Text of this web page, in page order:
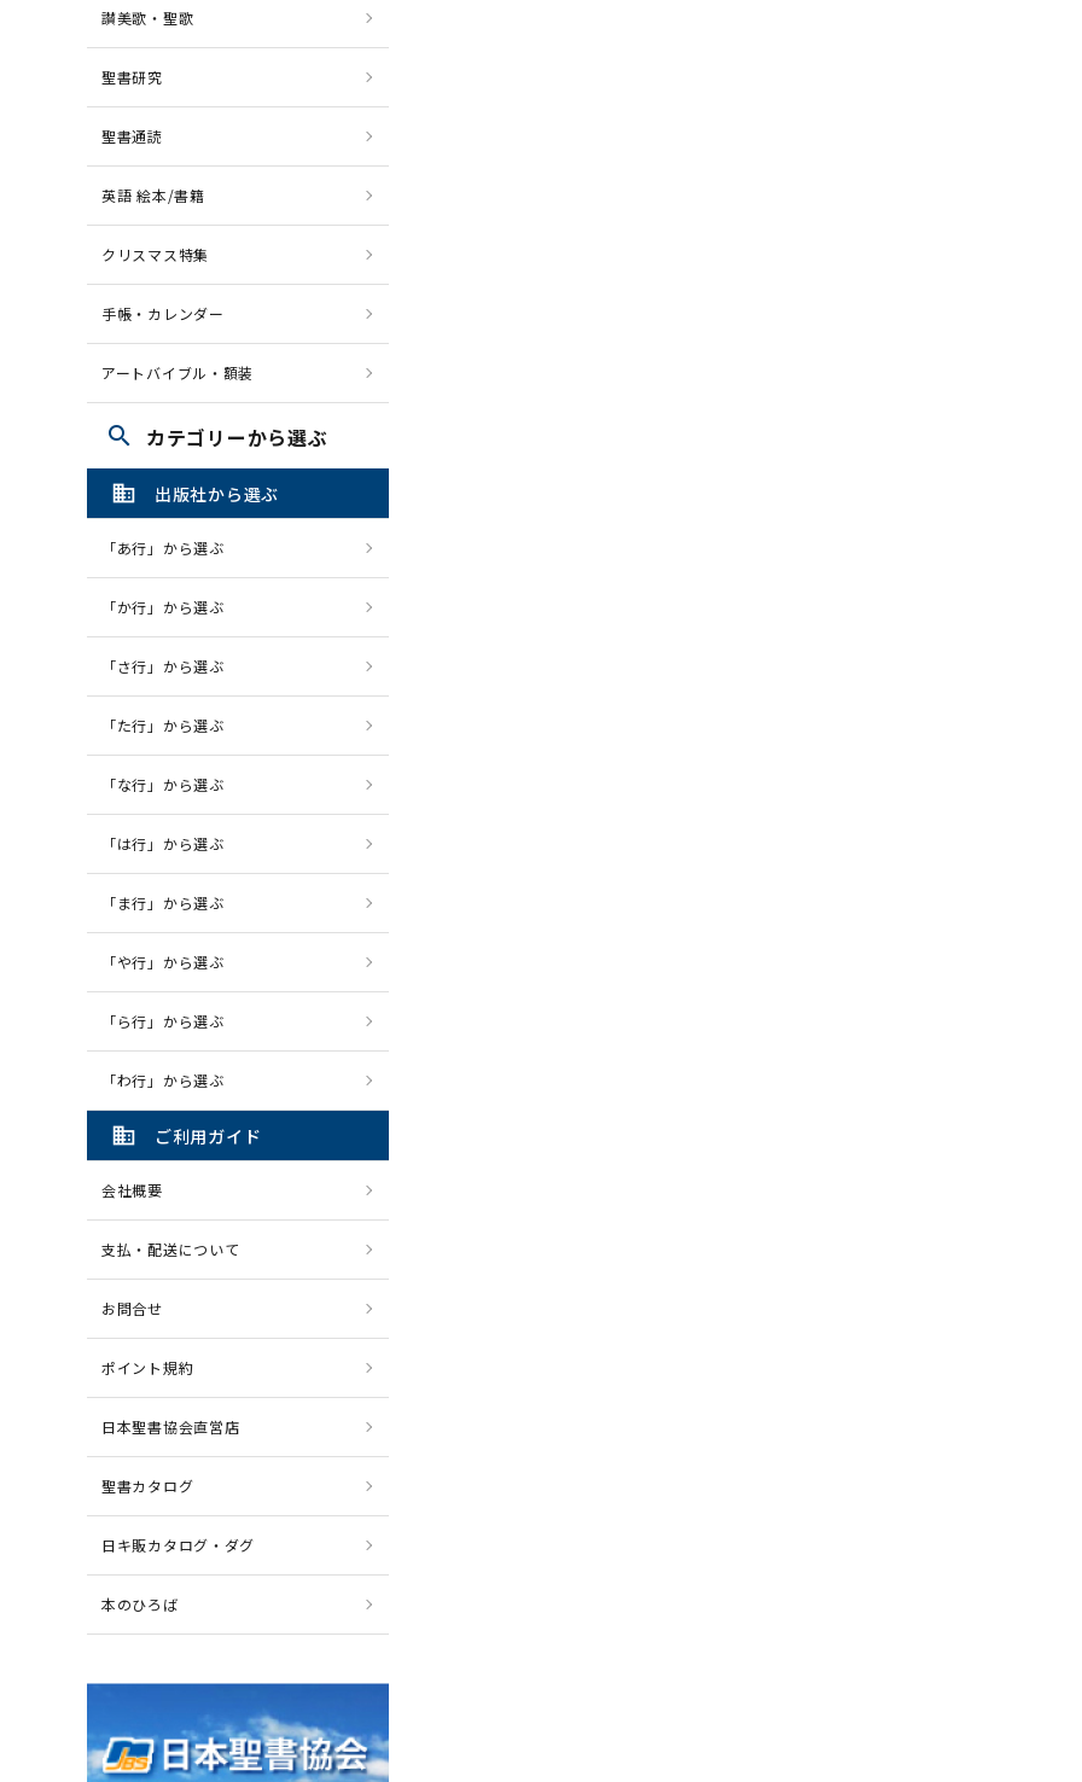
讃美歌・聖歌
聖書研究
聖書通読
英語 絵本/書籍
クリスマス特集
手帳・カレンダー
アートバイブル・額装
search カテゴリーから選ぶ
domain 出版社から選ぶ
「あ行」から選ぶ
「か行」から選ぶ
「さ行」から選ぶ
「た行」から選ぶ
「な行」から選ぶ
「は行」から選ぶ
「ま行」から選ぶ
「や行」から選ぶ
「ら行」から選ぶ
「わ行」から選ぶ
domain ご利用ガイド
会社概要
支払・配送について
お問合せ
ポイント規約
日本聖書協会直営店
聖書カタログ
日キ販カタログ・ダグ
本のひろば